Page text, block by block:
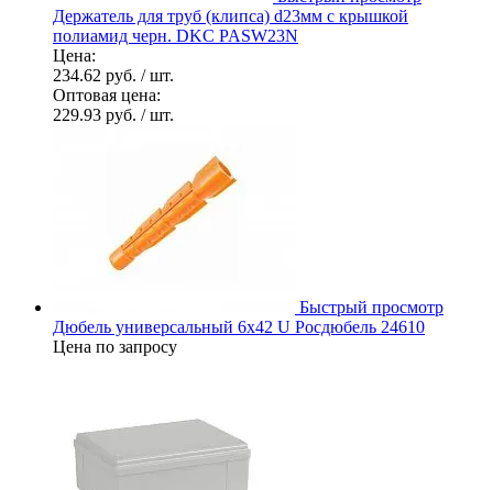
Держатель для труб (клипса) d23мм с крышкой
полиамид черн. DKC PASW23N
Цена:
234.62 руб. / шт.
Оптовая цена:
229.93 руб. / шт.
Быстрый просмотр
Дюбель универсальный 6х42 U Росдюбель 24610
Цена по запросу